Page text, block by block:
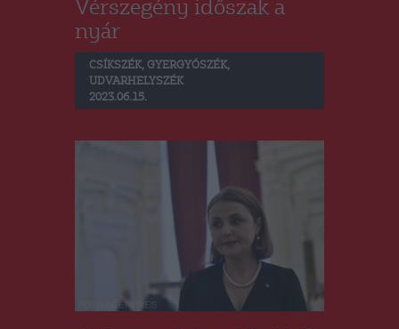
Vérszegény időszak a
nyár
CSÍKSZÉK, GYERGYÓSZÉK,
UDVARHELYSZÉK
2023.06.15.